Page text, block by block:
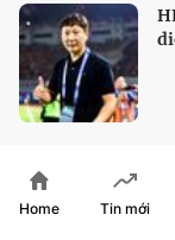
Home Tin mới